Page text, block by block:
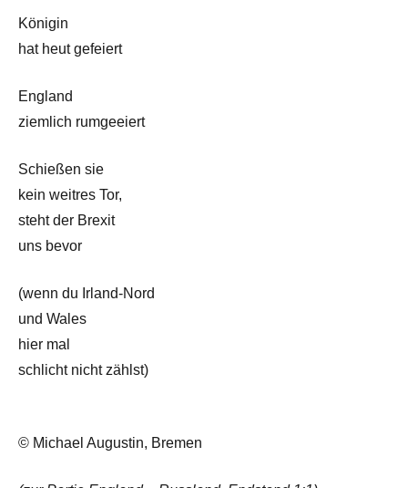
Königin
hat heut gefeiert
England
ziemlich rumgeeiert
Schießen sie
kein weitres Tor,
steht der Brexit
uns bevor
(wenn du Irland-Nord
und Wales
hier mal
schlicht nicht zählst)
© Michael Augustin, Bremen